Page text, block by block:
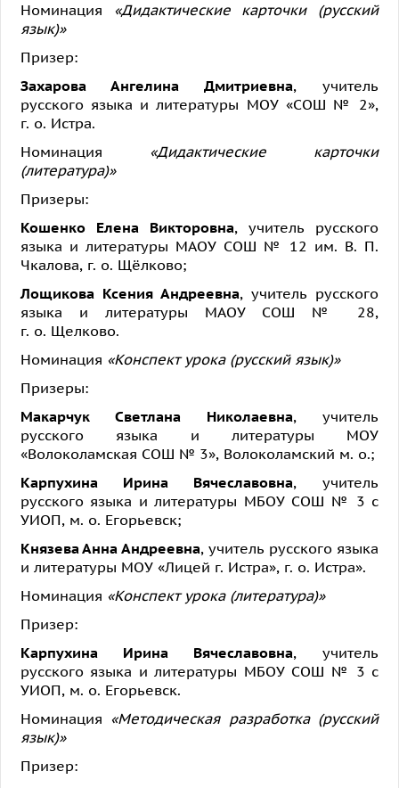
Номинация
«Дидактические карточки (русский
язык)»
Призер:
Захарова Ангелина Дмитриевна, учитель
русского языка и литературы МОУ «СОШ № 2»,
г. о. Истра.
Номинация «Дидактические карточки
(литература)»
Призеры:
Кошенко Елена Викторовна, учитель русского
языка и литературы МАОУ СОШ № 12 им. В. П.
Чкалова, г. о. Щёлково;
Лощикова Ксения Андреевна, учитель русского
языка и литературы МАОУ СОШ № 28,
г. о. Щелково.
Номинация «Конспект урока (русский язык)»
Призеры:
Макарчук Светлана Николаевна, учитель
русского языка и литературы МОУ
«Волоколамская СОШ № 3», Волоколамский м. о.;
Карпухина Ирина Вячеславовна, учитель
русского языка и литературы МБОУ СОШ № 3 с
УИОП, м. о. Егорьевск;
Князева Анна Андреевна, учитель русского языка
и литературы МОУ «Лицей г. Истра», г. о. Истра».
Номинация «Конспект урока (литература)»
Призер:
Карпухина Ирина Вячеславовна, учитель
русского языка и литературы МБОУ СОШ № 3 с
УИОП, м. о. Егорьевск.
Номинация «Методическая разработка (русский
язык)»
Призер: